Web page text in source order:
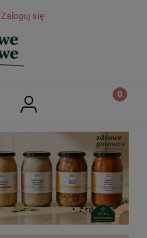
Zaloguj się